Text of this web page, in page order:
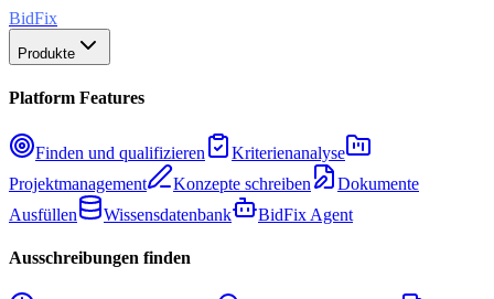
BidFix
Produkte
Platform Features
Finden und qualifizieren
Kriterienanalyse
Projektmanagement
Konzepte schreiben
Dokumente
Ausfüllen
Wissensdatenbank BidFix Agent
Ausschreibungen finden